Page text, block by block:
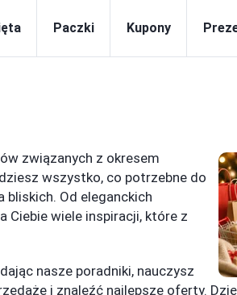
Paczki Kupony
związanych z okresem
wszystko, co potrzebne do
Od eleganckich
Ciebie wiele inspiracji, które z
nasze poradniki, nauczysz
i znaleźć najlepsze oferty.